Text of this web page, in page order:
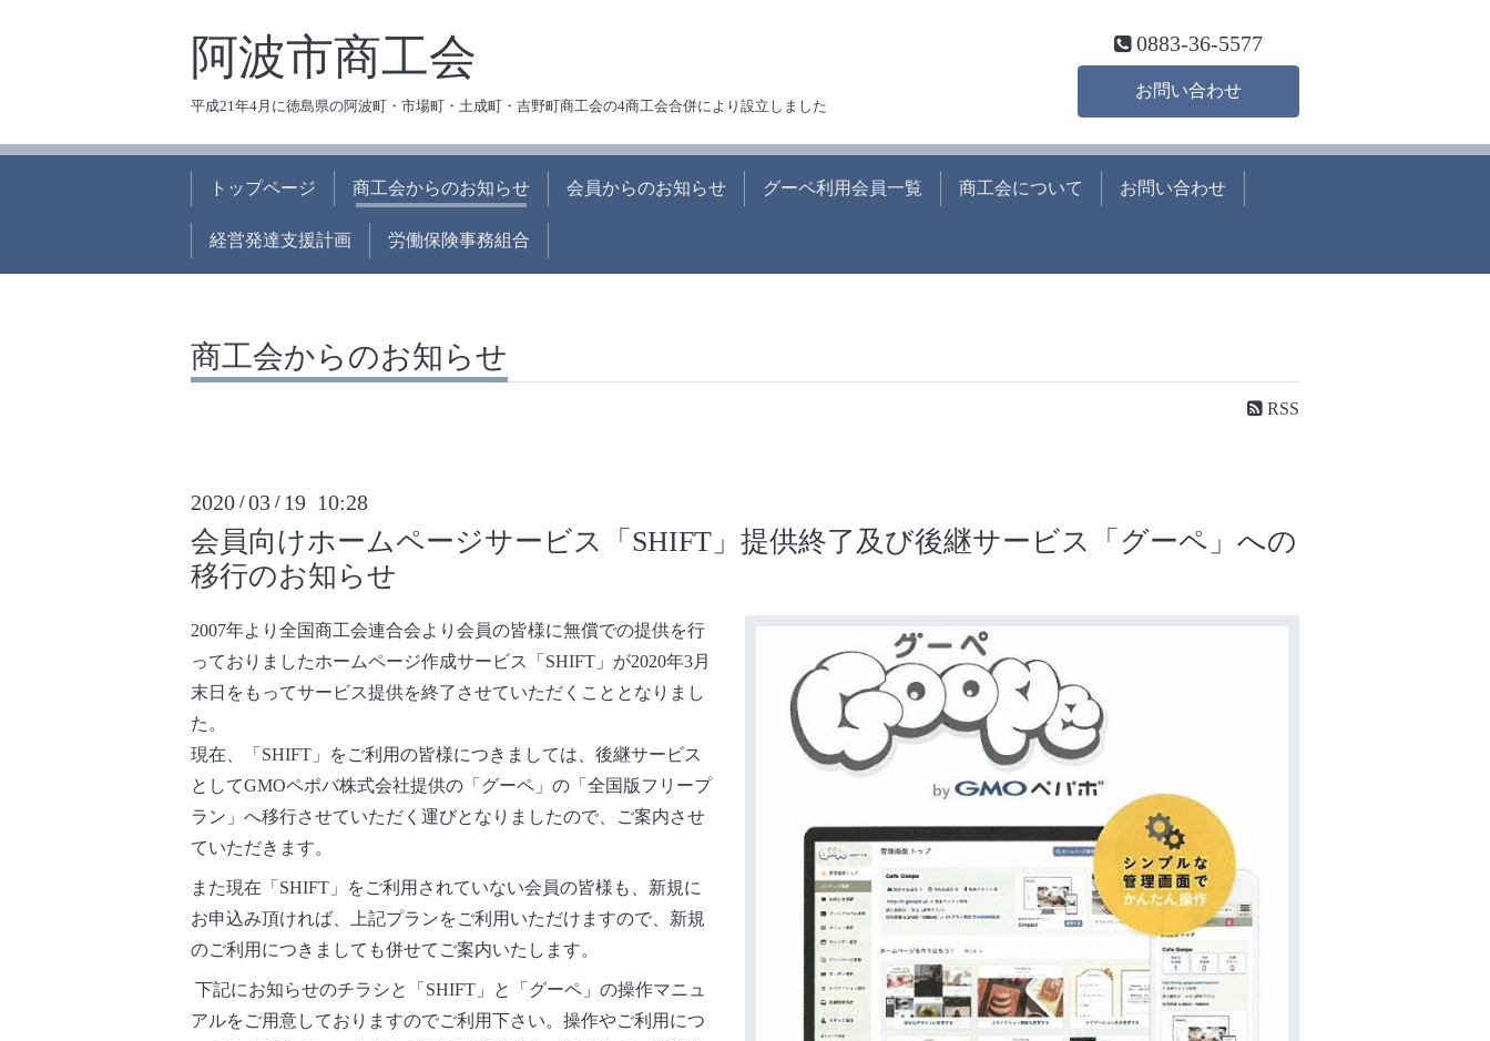
阿波市商工会
平成21年4月に徳島県の阿波町・市場町・土成町・吉野町商工会の4商工会合併により設立しました
0883-36-5577
お問い合わせ
トップページ 商工会からのお知らせ 会員からのお知らせ グーペ利用会員一覧 商工会について お問い合わせ
経営発達支援計画 労働保険事務組合
商工会からのお知らせ
RSS
2020 /03 / 19 10:28
会員向けホームページサービス「SHIFT」提供終了及び後継サービス「グーペ」への
移行のお知らせ
2007年より全国商工会連合会より会員の皆様に無償での提供を行
っておりましたホームページ作成サービス「SHIFT」が2020年3月
末日をもってサービス提供を終了させていただくこととなりまし
た。
現在、「SHIFT」をご利用の皆様につきましては、後継サービス
としてGMOペポバ株式会社提供の「グーペ」の「全国版フリープ
ラン」へ移行させていただく運びとなりましたので、ご案内させ
ていただきます。
また現在「SHIFT」をご利用されていない会員の皆様も、新規に
お申込み頂ければ、上記プランをご利用いただけますので、新規
のご利用につきましても併せてご案内いたします。
下記にお知らせのチラシと「SHIFT」と「グーペ」の操作マニュ
アルをご用意しておりますのでご利用下さい。操作やご利用につ